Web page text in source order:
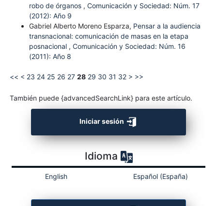
robo de órganos , Comunicación y Sociedad: Núm. 17
(2012): Año 9
Gabriel Alberto Moreno Esparza, Pensar a la audiencia
transnacional: comunicación de masas en la etapa
posnacional , Comunicación y Sociedad: Núm. 16
(2011): Año 8
<< < 23 24 25 26 27 28 29 30 31 32 > >>
También puede {advancedSearchLink} para este artículo.
Iniciar sesión
Idioma
English Español (España)